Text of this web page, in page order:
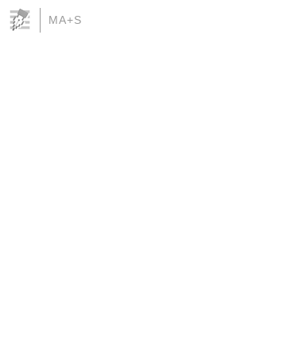
MA+S